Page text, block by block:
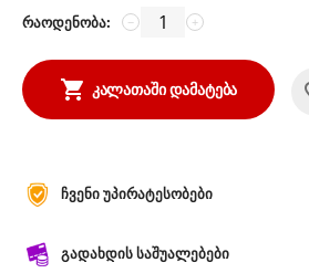
რაოდენობა: +
−
ᲙᲐᲚᲐᲗᲐᲨᲘ ᲓᲐᲛᲐᲢᲔᲑᲐ
ჩვენი უპირატესობები
გადახდის საშუალებები